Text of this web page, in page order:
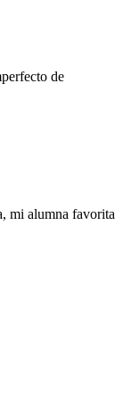
de
mi alumna favorita